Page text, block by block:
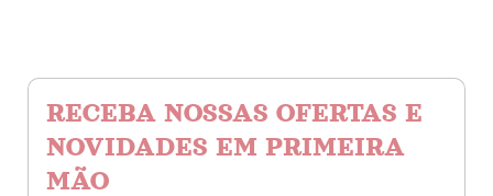
RECEBA NOSSAS OFERTAS E
NOVIDADES EM PRIMEIRA
MÃO